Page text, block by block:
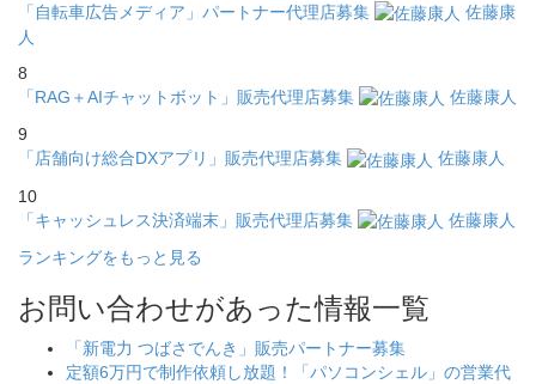
「自転車広告メディア」パートナー代理店募集
佐藤康
人
8
「RAG＋AIチャットボット」販売代理店募集
佐藤康人
9
「店舗向け総合DXアプリ」販売代理店募集
佐藤康人
10
「キャッシュレス決済端末」販売代理店募集
佐藤康人
ランキングをもっと見る
お問い合わせがあった情報一覧
「新電力 つばさでんき」販売パートナー募集
定額6万円で制作依頼し放題！「パソコンシェル」の営業代